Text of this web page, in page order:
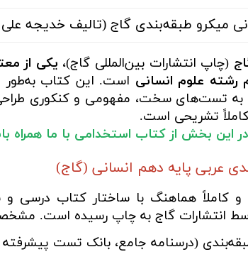
میکرو طبقه‌بندی گاج (تالیف خدیجه علی
(چاپ انتشارات بین‌المللی گاج)، یکی از
رشته علوم انسانی است. این کتاب به‌طور
به تست‌های سخت، مفهومی و کنکوری
تشریحی است.
در این بخش از کتاب استخدامی با ما همراه
عربی پایه دهم انسانی (گاج)
و کاملاً هماهنگ با ساختار کتاب درسی
انتشارات گاج به چاپ رسیده است.
(درسنامه جامع، بانک تست